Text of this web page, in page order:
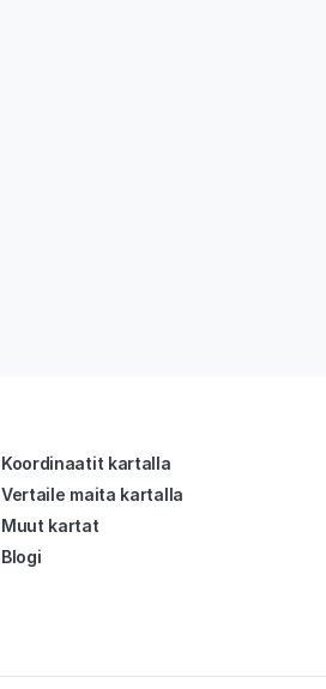
Koordinaatit kartalla
Vertaile maita kartalla
Muut kartat
Blogi